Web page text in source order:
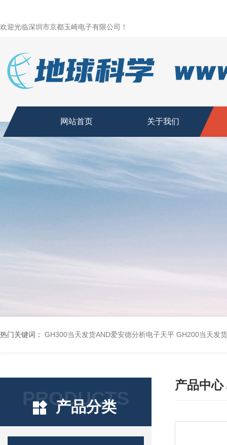
欢迎光临深圳市京都玉崎电子有限公司！
网站首页 关于我们
热门关键词： GH300当天发货AND爱安德分析电子天平 GH200当天发
PRODUCTS
产品分类
产品中心